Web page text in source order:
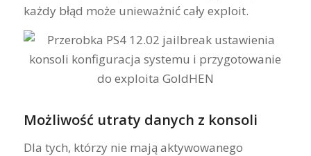
każdy błąd może unieważnić cały exploit.
Możliwość utraty danych z konsoli
Dla tych, którzy nie mają aktywowanego